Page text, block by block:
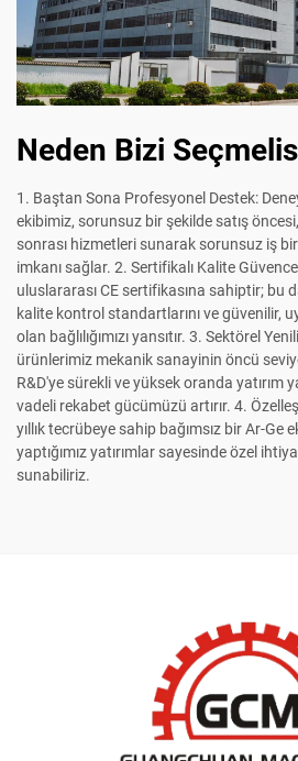
Neden Bizi
1. Baştan Sona Profesyonel Destek:
ekibimiz, sorunsuz bir şekilde satış
sonrası hizmetleri sunarak sorunsuz iş
imkanı sağlar. 2. Sertifikalı Kalite
uluslararası CE sertifikasına sahiptir; bu
kalite kontrol standartlarını ve güvenilir,
olan bağlılığımızı yansıtır. 3. Sektörel
ürünlerimiz mekanik sanayinin öncü
R&D'ye sürekli ve yüksek oranda yatırım
vadeli rekabet gücümüzü artırır. 4.
yıllık tecrübeye sahip bağımsız bir Ar-Ge
yaptığımız yatırımlar sayesinde özel
sunabiliriz.